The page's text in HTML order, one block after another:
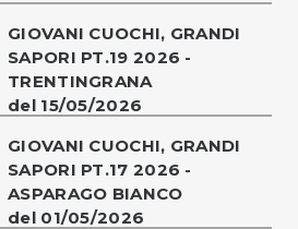
GIOVANI CUOCHI, GRANDI
SAPORI PT.19 2026 -
TRENTINGRANA
del 15/05/2026
GIOVANI CUOCHI, GRANDI
SAPORI PT.17 2026 -
ASPARAGO BIANCO
del 01/05/2026